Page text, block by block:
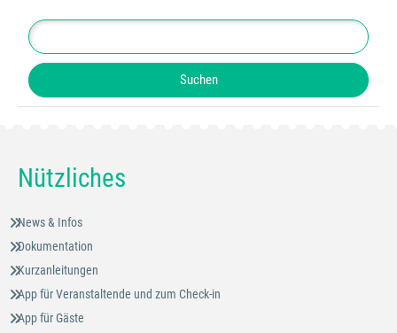
Nützliches
News & Infos
Dokumentation
Kurzanleitungen
App für Veranstaltende und zum Check-in
App für Gäste